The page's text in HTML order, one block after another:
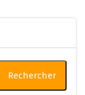
Rechercher